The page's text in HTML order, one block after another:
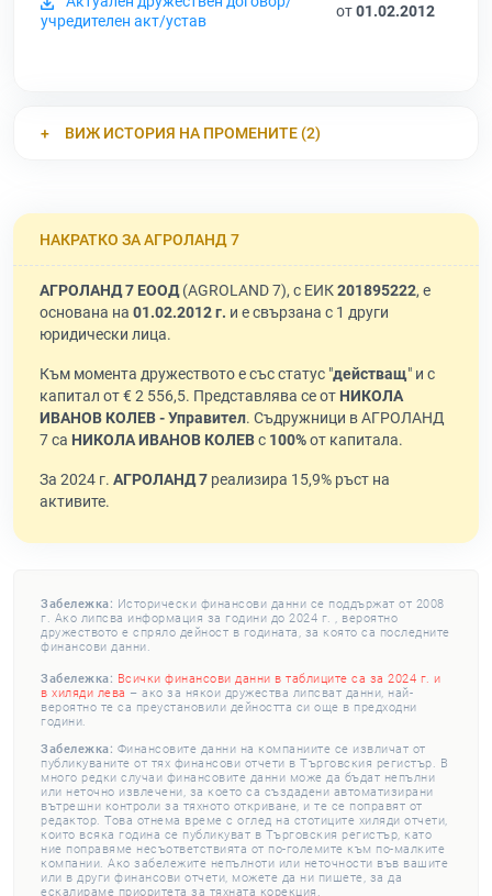
учредителен акт/устав
от01.02.2012
ВИЖ ИСТОРИЯ НА ПРОМЕНИТЕ (2)
НАКРАТКО ЗА АГРОЛАНД 7
АГРОЛАНД 7 ЕООД(AGROLAND 7), с ЕИК201895222, е
основана на 01.02.2012 г. и е свързана с 1 други
юридически лица.
Към момента дружеството е със статус "действащ" и с
капитал от € 2 556,5. Представлява се от НИКОЛА
ИВАНОВ КОЛЕВ - Управител. Съдружници в АГРОЛАНД
7 са НИКОЛА ИВАНОВ КОЛЕВс 100%от капитала.
За 2024 г. АГРОЛАНД 7 реализира 15,9% ръст на
активите.
Забележка: Исторически финансови данни се поддържат от 2008
г. Ако липсва информация за години до 2024 г. , вероятно
дружеството е спряло дейност в годината, за която са последните
финансови данни.
Забележка: Всички финансови данни в таблиците са за 2024 г. и
в хиляди лева – ако за някои дружества липсват данни, най-
вероятно те са преустановили дейността си още в предходни
години.
Забележка: Финансовите данни на компаниите се извличат от
публикуваните от тях финансови отчети в Търговския регистър. В
много редки случаи финансовите данни може да бъдат непълни
или неточно извлечени, за което са създадени автоматизирани
вътрешни контроли за тяхното откриване, и те се поправят от
редактор. Това отнема време с оглед на стотиците хиляди отчети,
които всяка година се публикуват в Търговския регистър, като
ние поправяме несъответствията от по-големите към по-малките
компании. Ако забележите непълноти или неточности във вашите
или в други финансови отчети, можете да ни пишете, за да
ескалираме приоритета за тяхната корекция.